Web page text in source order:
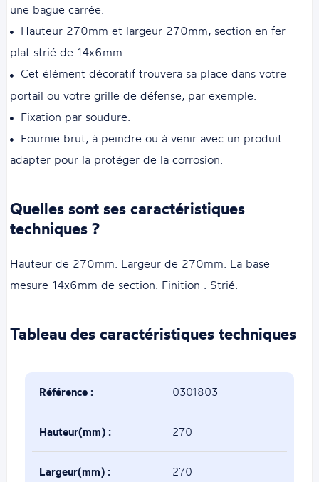
une bague carrée.
Hauteur 270mm et largeur 270mm, section en fer
plat strié de 14x6mm.
Cet élément décoratif trouvera sa place dans votre
portail ou votre grille de défense, par exemple.
Fixation par soudure.
Fournie brut, à peindre ou à venir avec un produit
adapter pour la protéger de la corrosion.
Quelles sont ses caractéristiques
techniques ?
Hauteur de 270mm. Largeur de 270mm. La base
mesure 14x6mm de section. Finition : Strié.
Tableau des caractéristiques techniques
Référence : 0301803
Hauteur(mm) : 270
Largeur(mm) : 270